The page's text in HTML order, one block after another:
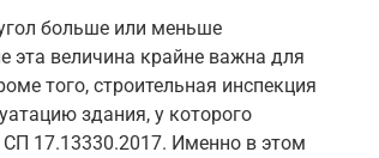
больше или меньше
эта величина крайне важна для
того, строительная инспекция
здания, у которого
17.13330.2017. Именно в этом